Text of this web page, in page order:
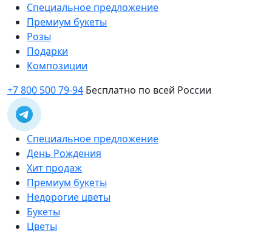
Специальное предложение
Премиум букеты
Розы
Подарки
Композиции
+7 800 500 79-94 Бесплатно по всей России
Специальное предложение
День Рождения
Хит продаж
Премиум букеты
Недорогие цветы
Букеты
Цветы